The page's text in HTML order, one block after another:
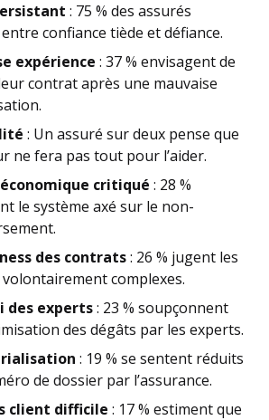
: 75 % des assurés
confiance tiède et défiance.
expérience : 37 % envisagent de
contrat après une mauvaise
: Un assuré sur deux pense que
ne fera pas tout pour l’aider.
critiqué : 28 %
le système axé sur le non-
des contrats: 26 % jugent les
complexes.
des experts: 23 % soupçonnent
des dégâts par les experts.
: 19 % se sentent réduits
de dossier par l’assurance.
client difficile : 17 % estiment que